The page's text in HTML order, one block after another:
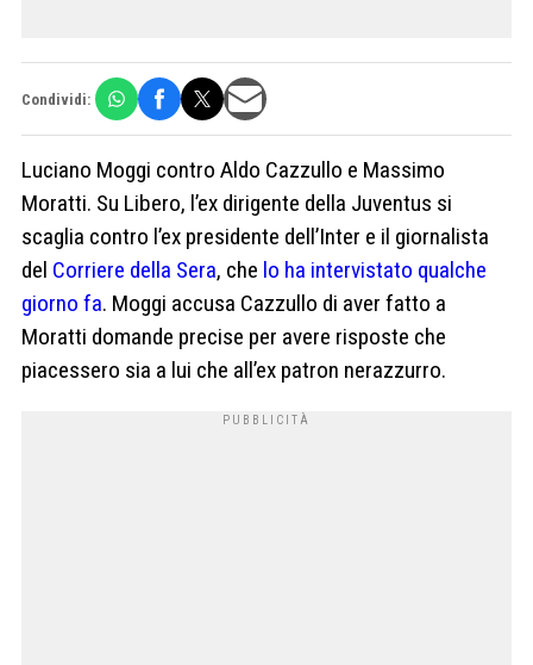
Condividi:
Luciano Moggi contro Aldo Cazzullo e Massimo
Moratti. Su Libero, l’ex dirigente della Juventus si
scaglia contro l’ex presidente dell’Inter e il giornalista
del Corriere della Sera, che lo ha intervistato qualche
giorno fa. Moggi accusa Cazzullo di aver fatto a
Moratti domande precise per avere risposte che
piacessero sia a lui che all’ex patron nerazzurro.